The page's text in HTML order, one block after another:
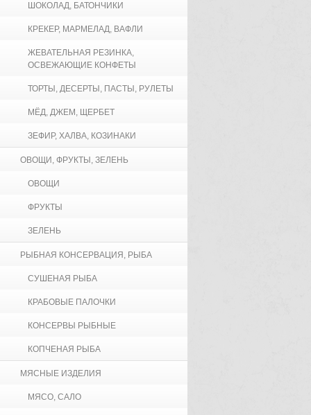
ШОКОЛАД, БАТОНЧИКИ
КРЕКЕР, МАРМЕЛАД, ВАФЛИ
ЖЕВАТЕЛЬНАЯ РЕЗИНКА,
ОСВЕЖАЮЩИЕ КОНФЕТЫ
ТОРТЫ, ДЕСЕРТЫ, ПАСТЫ, РУЛЕТЫ
МЁД, ДЖЕМ, ЩЕРБЕТ
ЗЕФИР, ХАЛВА, КОЗИНАКИ
ОВОЩИ, ФРУКТЫ, ЗЕЛЕНЬ
ОВОЩИ
ФРУКТЫ
ЗЕЛЕНЬ
РЫБНАЯ КОНСЕРВАЦИЯ, РЫБА
СУШЕНАЯ РЫБА
КРАБОВЫЕ ПАЛОЧКИ
КОНСЕРВЫ РЫБНЫЕ
КОПЧЕНАЯ РЫБА
МЯСНЫЕ ИЗДЕЛИЯ
МЯСО, САЛО